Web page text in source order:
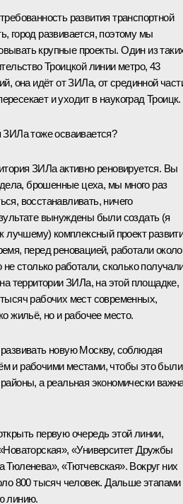
развития транспортной
город развивается, поэтому мы
крупные проекты. Один из
Троицкой линии метро, 43
она идёт от ЗИЛа, от срединной
и уходит в наукоград Троицк.
ЗИЛа тоже осваивается?
ЗИЛа активно реновируется. Вы
брошенные цеха, мы много раз
восстанавливать, ничего
вынуждены были создать (я
лучшему) комплексный проект
перед реновацией, работали около
не столько работали, сколько
территории ЗИЛа, на этой площадке,
рабочих мест современных,
жильё, но и рабочее место.
новую Москву, соблюдая
и рабочими местами, чтобы это были
а реальная экономически
первую очередь этой линии,
«Университет Дружбы
Тюленева», «Тютчевская». Вокруг них
800 тысяч человек. Дальше этапами
линию.